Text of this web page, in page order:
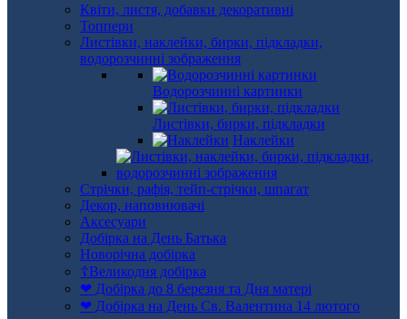
Квіти, листя, добавки декоративні
Топпери
Листівки, наклейки, бирки, підкладки,
водорозчинні зображення
Водорозчинні картинки
Листівки, бирки, підкладки
Наклейки
Стрічки, рафія, тейп-стрічки, шпагат
Декор, наповнювачі
Аксесуари
Добірка на День Батька
Новорічна добірка
☦Великодня добірка
❤ Добірка до 8 березня та Дня матері
❤ Добірка на День Св. Валентина 14 лютого